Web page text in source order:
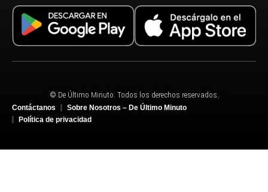
© De Último Minuto. Todos los derechos reservados.
Contáctanos
Sobre Nosotros – De Último Minuto
Política de privacidad